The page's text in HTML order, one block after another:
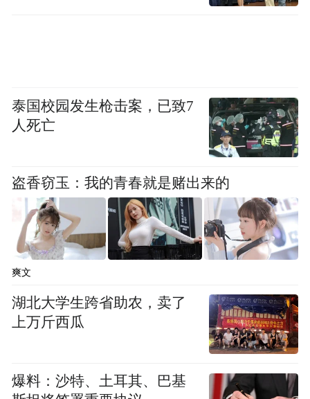
泰国校园发生枪击案，已致7
人死亡
盗香窃玉：我的青春就是赌出来的
爽文
湖北大学生跨省助农，卖了
上万斤西瓜
爆料：沙特、土耳其、巴基